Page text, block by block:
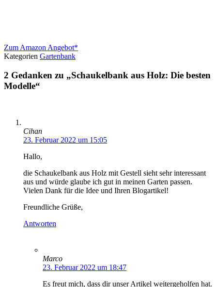
Zum Amazon Angebot*
Kategorien Gartenbank
2 Gedanken zu „Schaukelbank aus Holz: Die besten
Modelle“
Cihan
23. Februar 2022 um 15:05
Hallo,
die Schaukelbank aus Holz mit Gestell sieht sehr interessant
aus und würde glaube ich gut in meinen Garten passen.
Vielen Dank für die Idee und Ihren Blogartikel!
Freundliche Grüße,
Antworten
Marco
23. Februar 2022 um 18:47
Es freut mich, dass dir unser Artikel weitergeholfen hat.